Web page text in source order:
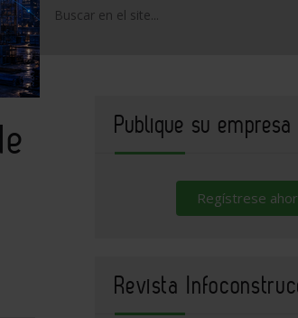
Publique su empresa
Regístrese
Revista